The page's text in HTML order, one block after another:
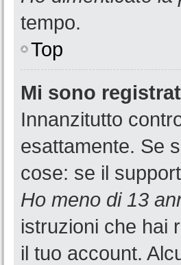
tempo.
Top
Mi sono
Innanzitutto
esattamente. Se
cose: se il
Ho meno di 13
istruzioni che hai
il tuo account.